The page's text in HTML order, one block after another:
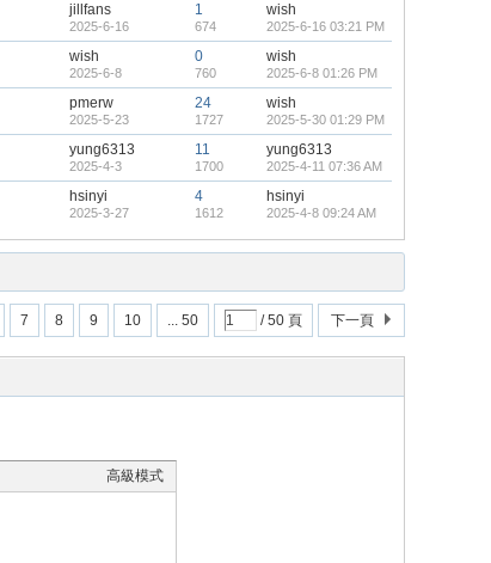
jillfans
2025-6-16
1
674
wish
2025-6-16 03:21 PM
wish
2025-6-8
0
760
wish
2025-6-8 01:26 PM
pmerw
2025-5-23
24
1727
wish
2025-5-30 01:29 PM
yung6313
2025-4-3
11
1700
yung6313
2025-4-11 07:36 AM
hsinyi
2025-3-27
4
1612
hsinyi
2025-4-8 09:24 AM
7 8 9 10 ... 50 / 50 頁 下一頁
高級模式